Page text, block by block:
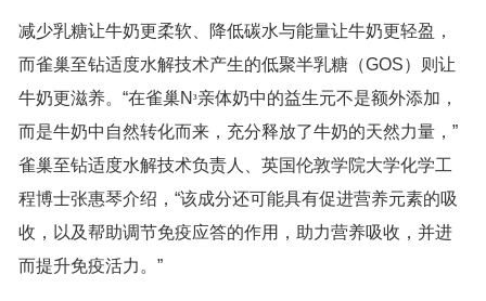
减少乳糖让牛奶更柔软、降低碳水与能量让牛奶更轻盈，
而雀巢至钻适度水解技术产生的低聚半乳糖（GOS）则让
牛奶更滋养。“在雀巢N ³亲体奶中的益生元不是额外添加，
而是牛奶中自然转化而来，充分释放了牛奶的天然力量，”
雀巢至钻适度水解技术负责人、英国伦敦学院大学化学工
程博士张惠琴介绍，“该成分还可能具有促进营养元素的吸
收，以及帮助调节免疫应答的作用，助力营养吸收，并进
而提升免疫活力。”